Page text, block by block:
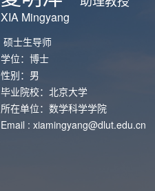
XIA Mingyang
硕士生导师
学位：博士
性别：男
毕业院校：北京大学
所在单位：数学科学学院
Email : xiamingyang@dlut.edu.cn